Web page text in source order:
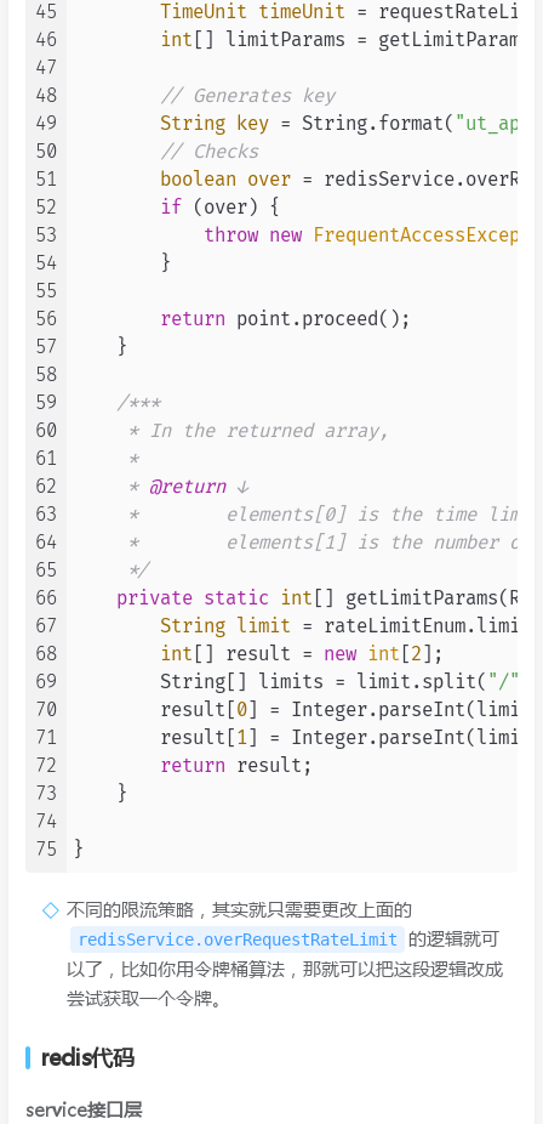
45
46
47
48
49
50
51
52
53
54
55
56
57
58
59
60
61
62
63
64
65
66
67
68
69
70
71
72
73
74
75
TimeUnit timeUnit =
int [] limitParams =
// Generates key
String key = String.format(
// Checks
boolean over =
if (over) {
throw new
        }
return point.proceed();
    }
/***
     * In the returned array,
     *
     *
@return ↓
*        elements[0] is the time
*        elements[1] is the number
     */
private static int []
String
limit =
int [] result = new int 2 ];
        String[] limits = limit.split(
"/"
        result[
0 ] =
        result[
1 ] =
return result;
    }
不同的限流策略，其实就只需要更改上面的
redisService.overRequestRateLimit
的逻辑就可
以了，比如你用令牌桶算法，那就可以把这段逻辑改成
尝试获取一个令牌。
redis代码
service接口层